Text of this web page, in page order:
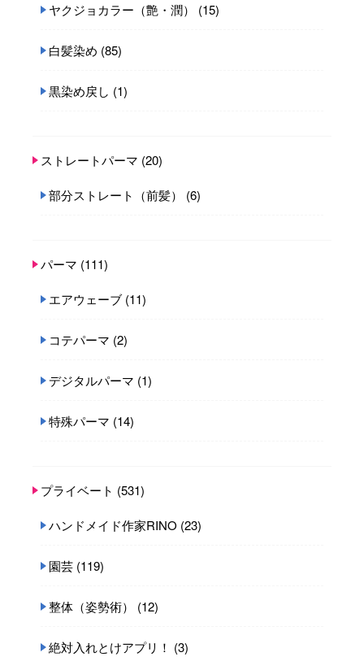
ヤクジョカラー（艶・潤） (15)
白髪染め (85)
黒染め戻し (1)
ストレートパーマ (20)
部分ストレート（前髪） (6)
パーマ (111)
エアウェーブ (11)
コテパーマ (2)
デジタルパーマ (1)
特殊パーマ (14)
プライベート (531)
ハンドメイド作家RINO (23)
園芸 (119)
整体（姿勢術） (12)
絶対入れとけアプリ！ (3)